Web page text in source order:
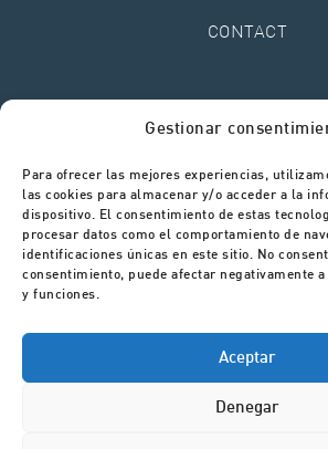
Gestionar
Para ofrecer las mejores experiencias,
las cookies para almacenar y/o acceder a la
dispositivo. El consentimiento de estas
procesar datos como el comportamiento de
identificaciones únicas en este sitio. No
consentimiento, puede afectar negativamente
y funciones.
Aceptar
Denegar
CONTACT
Politique de cookies
Canal de